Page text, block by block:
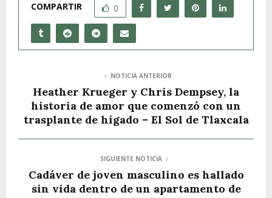
COMPARTIR 0
NOTICIA ANTERIOR
Heather Krueger y Chris Dempsey, la
historia de amor que comenzó con un
trasplante de hígado – El Sol de Tlaxcala
SIGUIENTE NOTICIA
Cadáver de joven masculino es hallado
sin vida dentro de un apartamento de